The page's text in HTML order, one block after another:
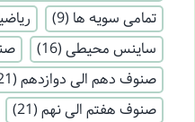
تمامی سویه ها (9)
ساینس محیطی (16)
صنوف دهم الی دوازدهم (21)
صنوف هفتم الی نهم (21)